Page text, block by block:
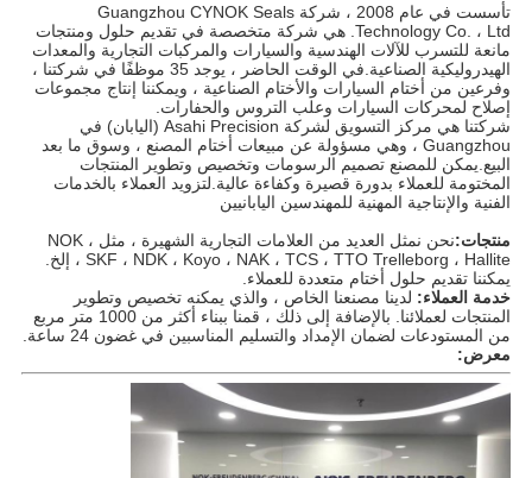
تأسست في عام 2008 ، شركة Guangzhou CYNOK Seals
Technology Co. ، Ltd. هي شركة متخصصة في تقديم حلول ومنتجات
مانعة للتسرب للآلات الهندسية والسيارات والمركبات التجارية والمعدات
الهيدروليكية الصناعية.في الوقت الحاضر ، يوجد 35 موظفًا في شركتنا ،
وفرعين من أختام السيارات والأختام الصناعية ، ويمكننا إنتاج مجموعات
إصلاح لمحركات السيارات وعلب التروس والحفارات.
شركتنا هي مركز التسويق لشركة Asahi Precision (اليابان) في
Guangzhou ، وهي مسؤولة عن مبيعات أختام المصنع ، وسوق ما بعد
البيع.يمكن للمصنع تصميم الرسومات وتخصيص وتطوير المنتجات
المختومة للعملاء بدورة قصيرة وكفاءة عالية.لتزويد العملاء بالخدمات
الفنية والإنتاجية المهنية للمهندسين اليابانيين
منتجات:
نحن نمثل العديد من العلامات التجارية الشهيرة ، مثل NOK ،
SKF ، NDK ، Koyo ، NAK ، TCS ، TTO Trelleborg ، Hallite ، إلخ.
يمكننا تقديم حلول أختام متعددة للعملاء.
خدمة العملاء: لدينا مصنعنا الخاص ، والذي يمكنه تخصيص وتطوير
المنتجات لعملائنا. بالإضافة إلى ذلك ، قمنا ببناء أكثر من 1000 متر مربع
من المستودعات لضمان الإمداد والتسليم المناسبين في غضون 24 ساعة.
معرض: